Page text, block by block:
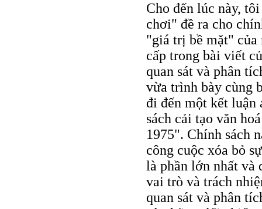
Cho đến lúc này,
chơi" đề ra cho
"giá trị bề mặt" của
cấp trong bài viết
quan sát và phân
vừa trình bày cùng
đi đến một kết luận
sách cải tạo văn
1975". Chính sách
công cuộc xóa bỏ
là phần lớn nhất và
vai trò và trách
quan sát và phân